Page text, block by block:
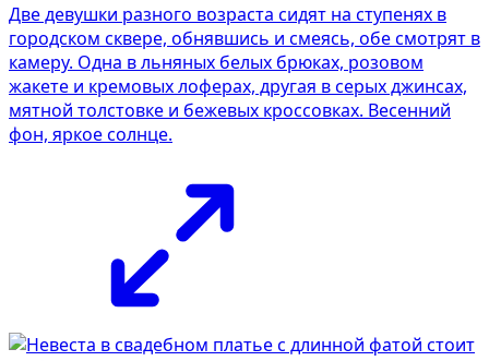
Две девушки разного возраста сидят на ступенях в
городском сквере, обнявшись и смеясь, обе смотрят в
камеру. Одна в льняных белых брюках, розовом
жакете и кремовых лоферах, другая в серых джинсах,
мятной толстовке и бежевых кроссовках. Весенний
фон, яркое солнце.